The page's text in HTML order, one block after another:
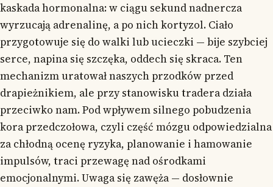
kaskada hormonalna: w ciągu sekund nadnercza
wyrzucają adrenalinę, a po nich kortyzol. Ciało
przygotowuje się do walki lub ucieczki — bije szybciej
serce, napina się szczęka, oddech się skraca. Ten
mechanizm uratował naszych przodków przed
drapieżnikiem, ale przy stanowisku tradera działa
przeciwko nam. Pod wpływem silnego pobudzenia
kora przedczołowa, czyli część mózgu odpowiedzialna
za chłodną ocenę ryzyka, planowanie i hamowanie
impulsów, traci przewagę nad ośrodkami
emocjonalnymi. Uwaga się zawęża — dosłownie